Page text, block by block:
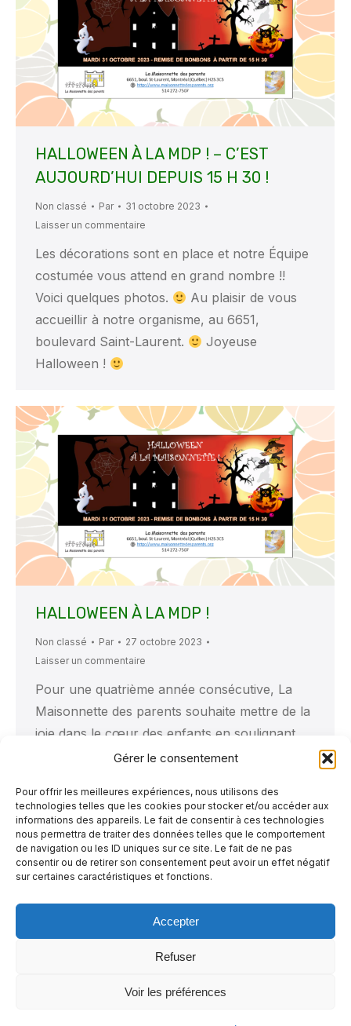
Gérer le consentement
Pour offrir les meilleures expériences, nous utilisons des
technologies telles que les cookies pour stocker et/ou accéder aux
informations des appareils. Le fait de consentir à ces technologies
nous permettra de traiter des données telles que le comportement
de navigation ou les ID uniques sur ce site. Le fait de ne pas
consentir ou de retirer son consentement peut avoir un effet négatif
sur certaines caractéristiques et fonctions.
Accepter
Refuser
Voir les préférences
HALLOWEEN À LA MDP ! – C’EST
AUJOURD’HUI DEPUIS 15 H 30 !
Non classé Par
31 octobre 2023
Laisser un commentaire
Les décorations sont en place et notre Équipe
costumée vous attend en grand nombre !!
Voici quelques photos.
Au plaisir de vous
accueillir à notre organisme, au 6651,
boulevard Saint-Laurent.
Joyeuse
Halloween !
HALLOWEEN À LA MDP !
Non classé Par
27 octobre 2023
Laisser un commentaire
Pour une quatrième année consécutive, La
Maisonnette des parents souhaite mettre de la
joie dans le cœur des enfants en soulignant
l’Halloween !
Mardi prochain, le 31 octobre,
friandises, nous serons présents à l’extérieur,
en face de notre organisme, afin d’offrir aux
enfants des petits sacs…
3